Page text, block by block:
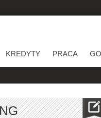
KREDYTY PRACA